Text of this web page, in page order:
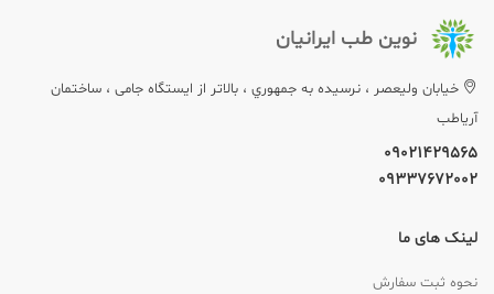
نوین طب ایرانیان
خيابان وليعصر ، نرسيده به جمهوري ، بالاتر از ایستگاه جامی ، ساختمان
آریاطب
09021429565
09337672002
لینک های ما
نحوه ثبت سفارش